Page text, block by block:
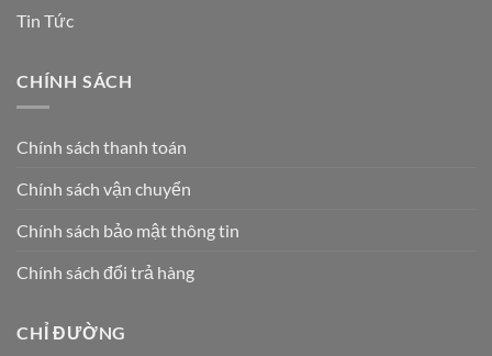
Tin Tức
CHÍNH SÁCH
Chính sách thanh toán
Chính sách vận chuyển
Chính sách bảo mật thông tin
Chính sách đổi trả hàng
CHỈ ĐƯỜNG